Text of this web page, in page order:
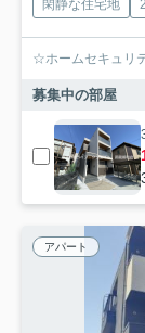
閑静な住宅地
☆ホームセキュリ
募集中の部屋
アパート